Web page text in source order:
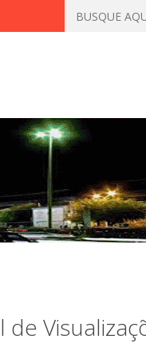
Homem que matou a
de